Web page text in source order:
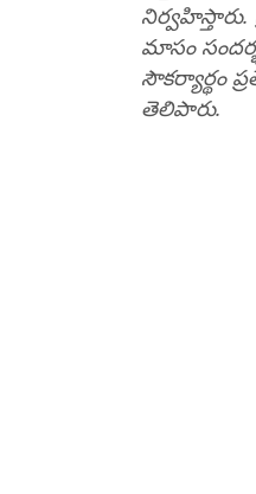
నిర్వహిస్తారు.
మాసం
సౌకర్యార్థం
తెలిపారు.